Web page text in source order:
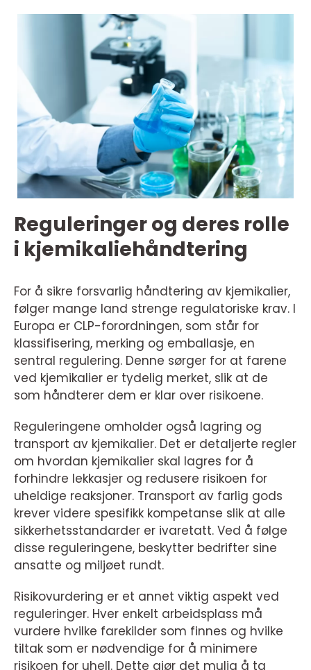
Reguleringer og deres rolle
i kjemikaliehåndtering
For å sikre forsvarlig håndtering av kjemikalier,
følger mange land strenge regulatoriske krav. I
Europa er CLP-forordningen, som står for
klassifisering, merking og emballasje, en
sentral regulering. Denne sørger for at farene
ved kjemikalier er tydelig merket, slik at de
som håndterer dem er klar over risikoene.
Reguleringene omholder også lagring og
transport av kjemikalier. Det er detaljerte regler
om hvordan kjemikalier skal lagres for å
forhindre lekkasjer og redusere risikoen for
uheldige reaksjoner. Transport av farlig gods
krever videre spesifikk kompetanse slik at alle
sikkerhetsstandarder er ivaretatt. Ved å følge
disse reguleringene, beskytter bedrifter sine
ansatte og miljøet rundt.
Risikovurdering er et annet viktig aspekt ved
reguleringer. Hver enkelt arbeidsplass må
vurdere hvilke farekilder som finnes og hvilke
tiltak som er nødvendige for å minimere
risikoen for uhell. Dette gjør det mulig å ta